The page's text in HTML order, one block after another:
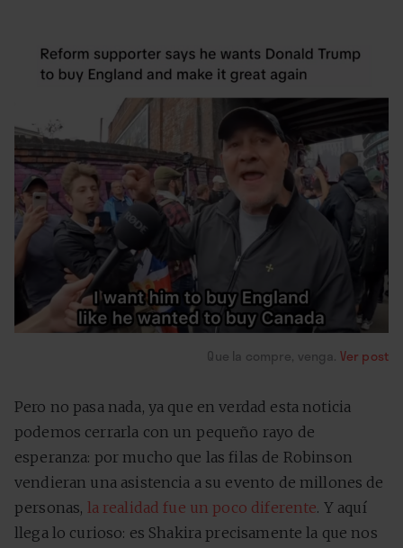
Que la compre, venga. Ver post
Pero no pasa nada, ya que en verdad esta noticia
podemos cerrarla con un pequeño rayo de
esperanza: por mucho que las filas de Robinson
vendieran una asistencia a su evento de millones de
personas, la realidad fue un poco diferente. Y aquí
llega lo curioso: es Shakira precisamente la que nos